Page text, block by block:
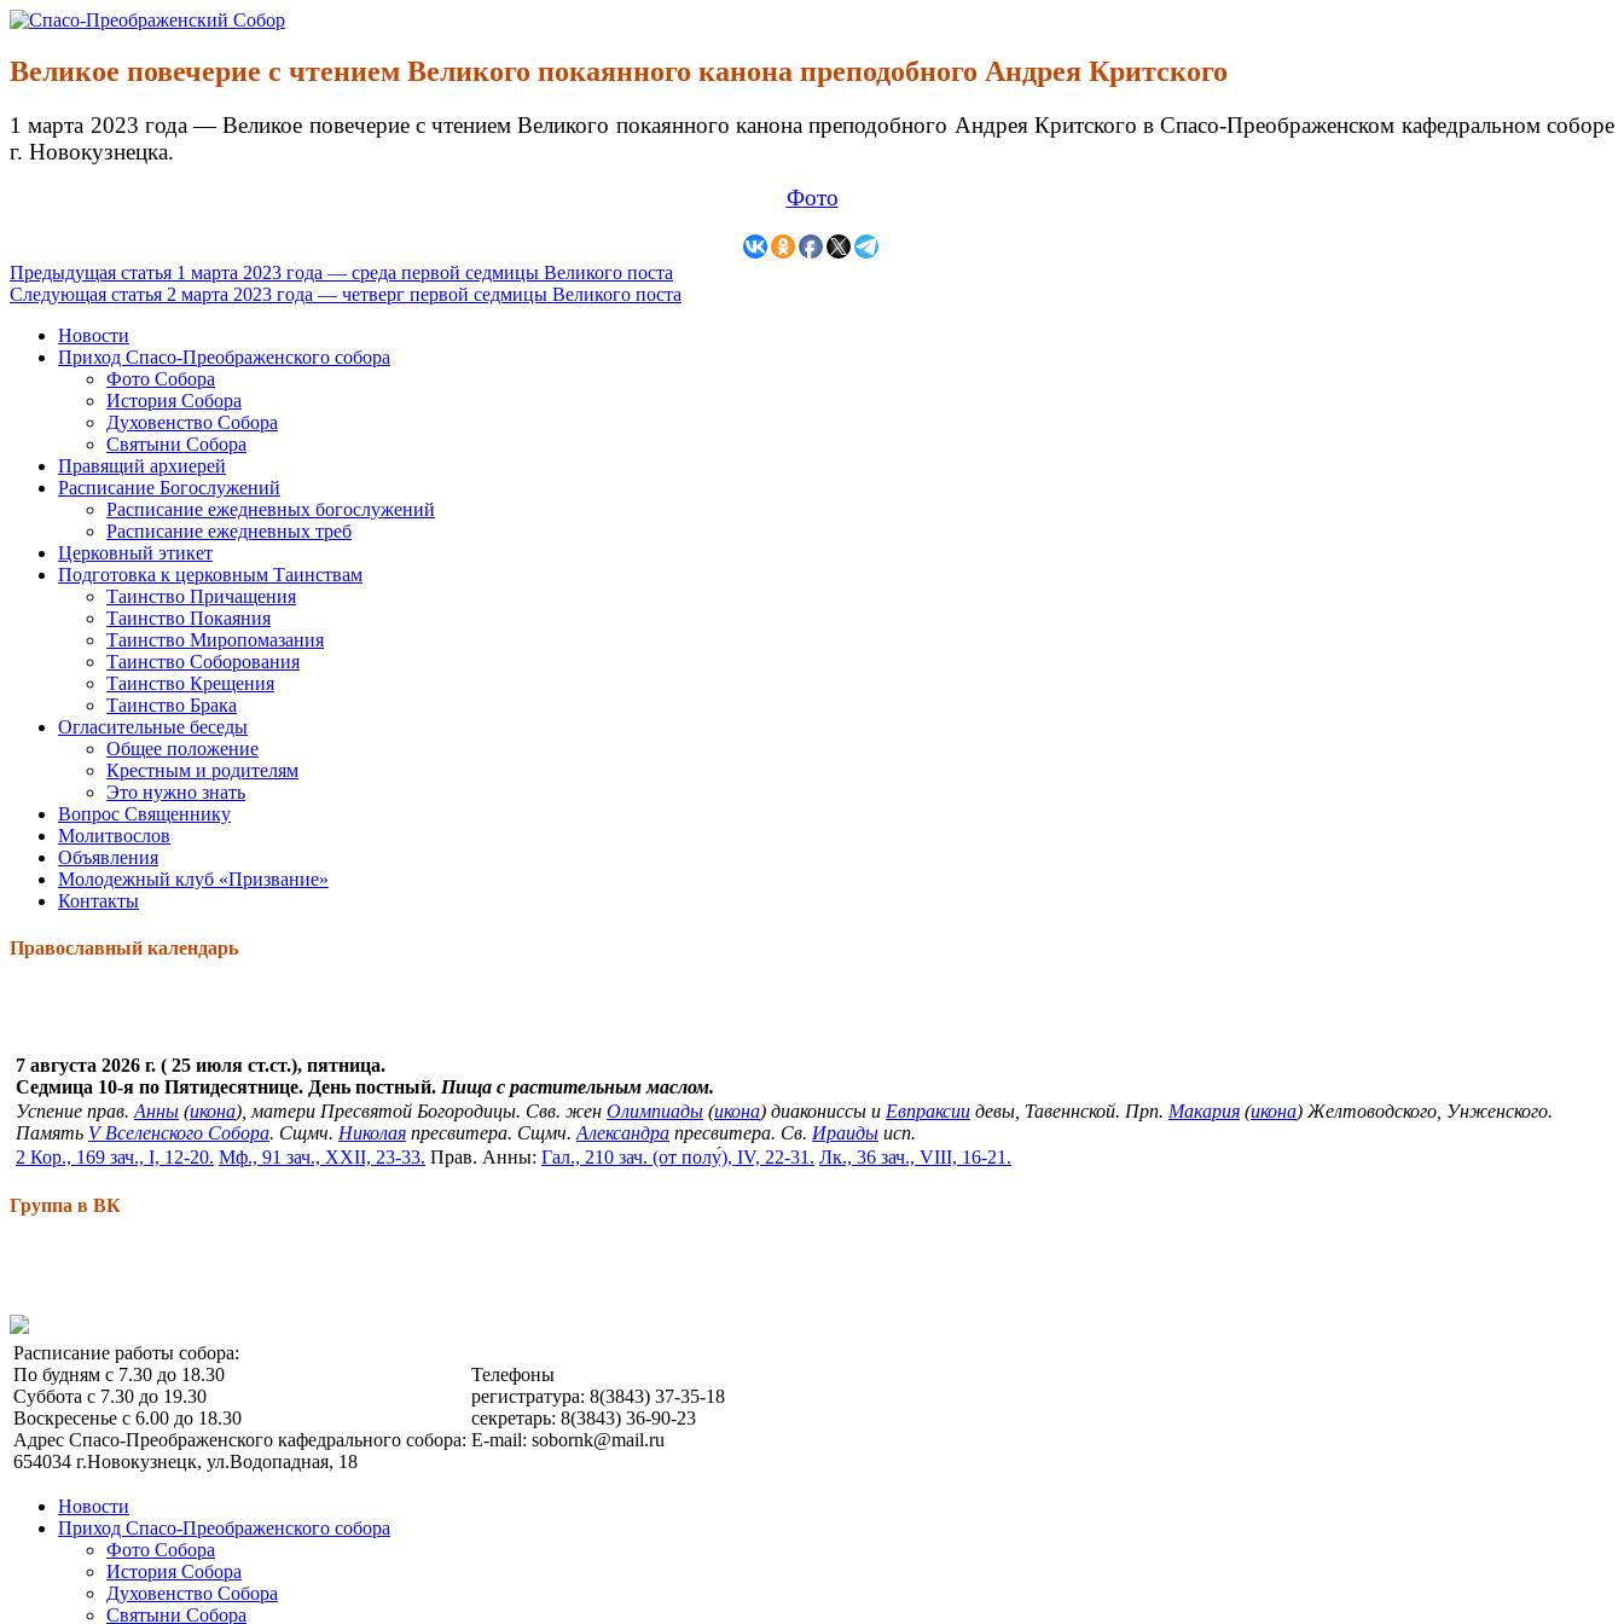
Перейти
содержимому
Спасо-Преображенский Собор
Спасо-Преображенский кафедральный Собор Новокузнецк
Великое повечерие с чтением Великого покаянного канона преподобного Андрея Критского
1 марта 2023 года — Великое повечерие с чтением Великого покаянного канона преподобного Андрея Критского в Спасо-Преображенском кафедральном соборе
г. Новокузнецка.
Фото
Продолжить
чтение
Предыдущая статья 1 марта 2023 года — среда первой седмицы Великого поста
Следующая статья 2 марта 2023 года — четверг первой седмицы Великого поста
Новости
Приход Спасо-Преображенского собора
Фото Собора
История Собора
Духовенство Собора
Святыни Собора
Правящий архиерей
Расписание Богослужений
Расписание ежедневных богослужений
Расписание ежедневных треб
Церковный этикет
Подготовка к церковным Таинствам
Таинство Причащения
Таинство Покаяния
Таинство Миропомазания
Таинство Соборования
Таинство Крещения
Таинство Брака
Огласительные беседы
Общее положение
Крестным и родителям
Это нужно знать
Вопрос Священнику
Молитвослов
Объявления
Молодежный клуб «Призвание»
Контакты
Православный календарь
7 августа 2026 г. ( 25 июля ст.ст.), пятница.
Седмица 10-я по Пятидесятнице. День постный. Пища с растительным маслом.
Успение прав. Анны (икона), матери Пресвятой Богородицы. Свв. жен Олимпиады (икона) диакониссы и Евпраксии девы, Тавеннской. Прп. Макария (икона) Желтоводского, Унженского.
Память V Вселенского Собора. Сщмч. Николая пресвитера. Сщмч. Александра пресвитера. Св. Ираиды исп.
2 Кор., 169 зач., I, 12-20. Мф., 91 зач., XXII, 23-33. Прав. Анны: Гал., 210 зач. (от полу́), IV, 22-31. Лк., 36 зач., VIII, 16-21.
Группа в ВК
Расписание работы собора:
По будням с 7.30 до 18.30
Суббота с 7.30 до 19.30
Воскресенье с 6.00 до 18.30
Адрес Спасо-Преображенского кафедрального собора:
654034 г.Новокузнецк, ул.Водопадная, 18
Телефоны
регистратура: 8(3843) 37-35-18
секретарь: 8(3843) 36-90-23
E-mail: sobornk@mail.ru
Новости
Приход Спасо-Преображенского собора
Фото Собора
История Собора
Духовенство Собора
Святыни Собора